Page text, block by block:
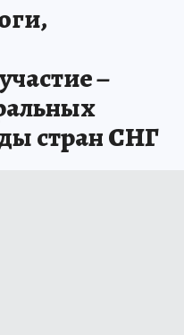
–
стран СНГ